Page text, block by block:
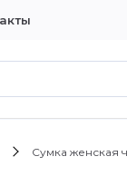
Сумка женская